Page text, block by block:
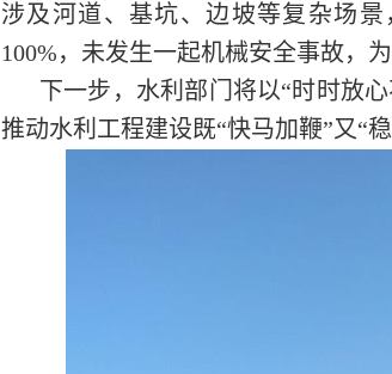
涉及河道、基坑、边坡等复杂场
100%，未发生一起机械安全事故，
下一步，水利部门将以“时时放
推动水利工程建设既“快马加鞭”又“